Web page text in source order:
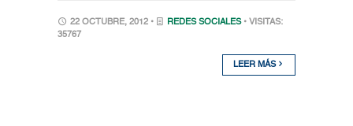
22 OCTUBRE, 2012 • REDES SOCIALES • VISITAS:
35767
LEER MÁS